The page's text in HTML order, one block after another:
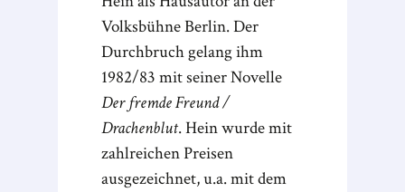
Volksbühne Berlin. Der
Durchbruch gelang ihm
1982/83 mit seiner Novelle
Der fremde Freund /
Drachenblut. Hein wurde mit
zahlreichen Preisen
ausgezeichnet, u.a. mit dem